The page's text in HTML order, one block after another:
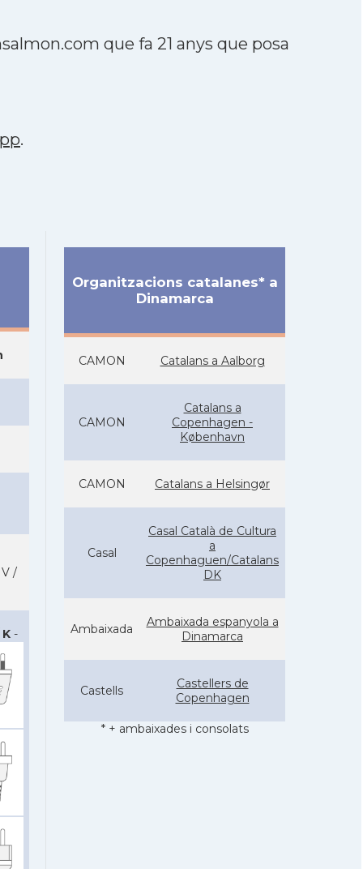
que fa 21 anys que posa
.
/
-
Organitzacions catalanes* a
Dinamarca
CAMON Catalans a Aalborg
CAMON
Catalans a
Copenhagen -
København
CAMON Catalans a Helsingør
Casal
Casal Català de Cultura
a
Copenhaguen/Catalans
DK
Ambaixada
Ambaixada espanyola a
Dinamarca
Castells
Castellers de
Copenhagen
* + ambaixades i consolats